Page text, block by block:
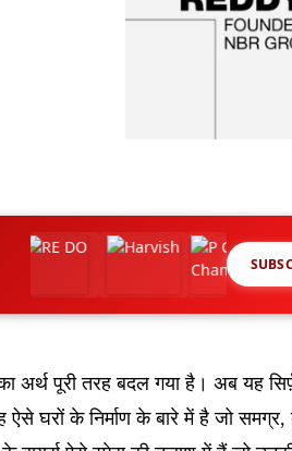
अर्थ पूरी तरह बदल गया है। अब यह
ऐसे घरों के निर्माण के बारे में है जो